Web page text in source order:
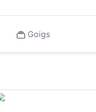
Goigs